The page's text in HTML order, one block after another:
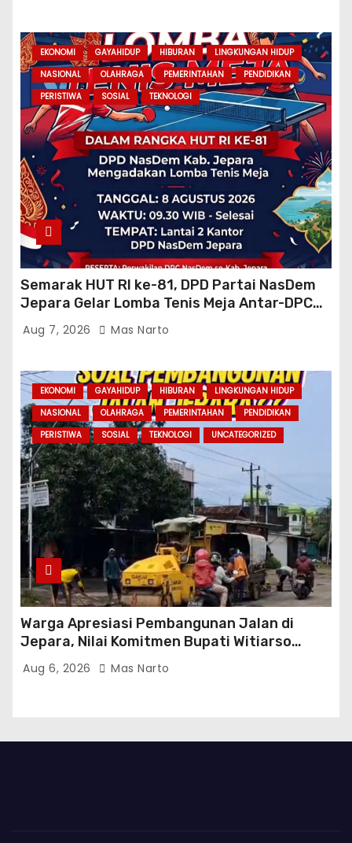
EKONOMI GAYAHIDUP HIBURAN
LINGKUNGAN HIDUP
NASIONAL
OLAHRAGA PEMERINTAHAN
PENDIDIKAN
PERISTIWA
SOSIAL TEKNOLOGI
Semarak HUT RI ke-81, DPD Partai NasDem
Jepara Gelar Lomba Tenis Meja Antar-DPC
Se-Kabupaten
Aug 7, 2026 Mas Narto
EKONOMI GAYAHIDUP HIBURAN
LINGKUNGAN HIDUP
NASIONAL
OLAHRAGA PEMERINTAHAN
PENDIDIKAN
PERISTIWA
SOSIAL TEKNOLOGI UNCATEGORIZED
Warga Apresiasi Pembangunan Jalan di
Jepara, Nilai Komitmen Bupati Witiarso
Tingkatkan Infrastruktur dan Perekonomian
Aug 6, 2026 Mas Narto